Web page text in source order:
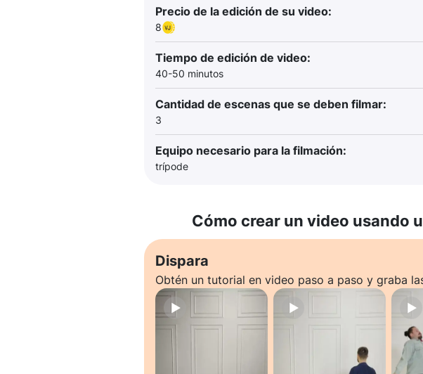
Precio de la edición de su video:
8
Tiempo de edición de video:
40-50 minutos
Cantidad de escenas que se deben filmar:
3
Equipo necesario para la filmación:
trípode
Cómo crear un video usando
Dispara
Obtén un tutorial en video paso a paso y graba